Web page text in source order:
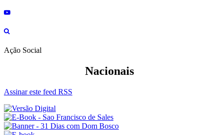
Ação Social
Nacionais
Assinar este feed RSS